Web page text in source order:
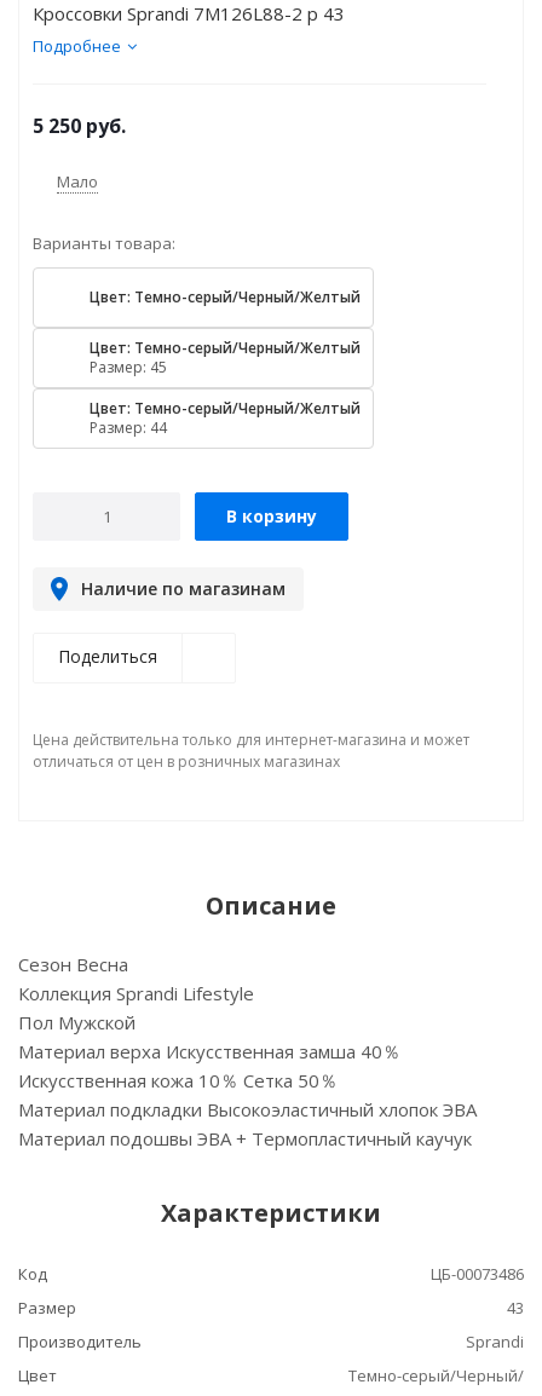
Кроссовки Sprandi 7M126L88-2 р 43
Подробнее
5 250 руб.
Мало
Варианты товара:
Цвет: Темно-серый/Черный/Желтый
Цвет: Темно-серый/Черный/Желтый
Размер: 45
Цвет: Темно-серый/Черный/Желтый
Размер: 44
В корзину
Наличие по магазинам
Поделиться
Цена действительна только для интернет-магазина и может
отличаться от цен в розничных магазинах
Описание
Сезон Весна
Коллекция Sprandi Lifestyle
Пол Мужской
Материал верха Искусственная замша 40％
Искусственная кожа 10％ Сетка 50％
Материал подкладки Высокоэластичный хлопок ЭВА
Материал подошвы ЭВА + Термопластичный каучук
Характеристики
Код
ЦБ-00073486
Размер
43
Производитель
Sprandi
Цвет
Темно-серый/Черный/